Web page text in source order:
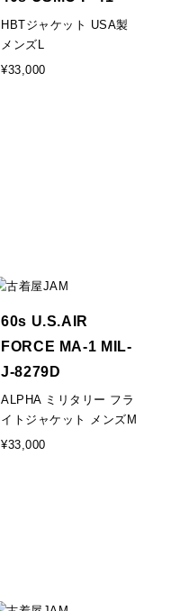
HBTジャケット USA製
メンズL
¥33,000
60s U.S.AIR
FORCE MA-1 MIL-
J-8279D
ALPHA ミリタリー フラ
イトジャケット メンズM
¥33,000